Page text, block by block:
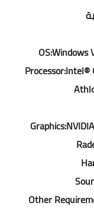
Processor:Intel®
Other